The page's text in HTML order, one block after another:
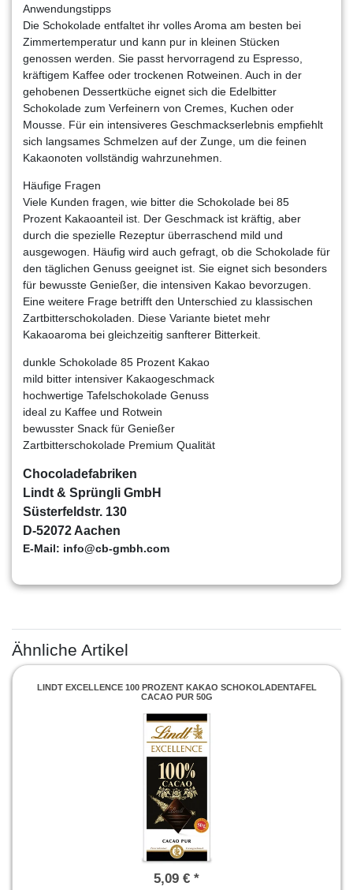
Anwendungstipps
Die Schokolade entfaltet ihr volles Aroma am besten bei
Zimmertemperatur und kann pur in kleinen Stücken
genossen werden. Sie passt hervorragend zu Espresso,
kräftigem Kaffee oder trockenen Rotweinen. Auch in der
gehobenen Dessertküche eignet sich die Edelbitter
Schokolade zum Verfeinern von Cremes, Kuchen oder
Mousse. Für ein intensiveres Geschmackserlebnis empfiehlt
sich langsames Schmelzen auf der Zunge, um die feinen
Kakaonoten vollständig wahrzunehmen.
Häufige Fragen
Viele Kunden fragen, wie bitter die Schokolade bei 85
Prozent Kakaoanteil ist. Der Geschmack ist kräftig, aber
durch die spezielle Rezeptur überraschend mild und
ausgewogen. Häufig wird auch gefragt, ob die Schokolade für
den täglichen Genuss geeignet ist. Sie eignet sich besonders
für bewusste Genießer, die intensiven Kakao bevorzugen.
Eine weitere Frage betrifft den Unterschied zu klassischen
Zartbitterschokoladen. Diese Variante bietet mehr
Kakaoaroma bei gleichzeitig sanfterer Bitterkeit.
dunkle Schokolade 85 Prozent Kakao
mild bitter intensiver Kakaogeschmack
hochwertige Tafelschokolade Genuss
ideal zu Kaffee und Rotwein
bewusster Snack für Genießer
Zartbitterschokolade Premium Qualität
Chocoladefabriken
Lindt & Sprüngli GmbH
Süsterfeldstr. 130
D-52072 Aachen
E-Mail: info@cb-gmbh.com
Ähnliche Artikel
LINDT EXCELLENCE 100 PROZENT KAKAO SCHOKOLADENTAFEL
CACAO PUR 50G
5,09 € *